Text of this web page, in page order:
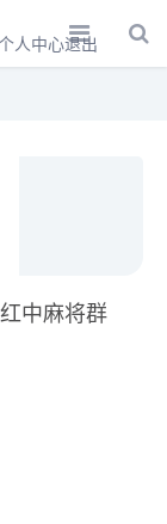
人中心退出
中麻将群